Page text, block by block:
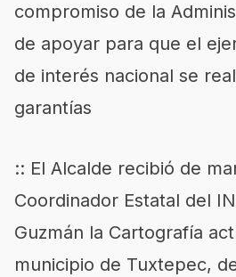
compromiso de la
de apoyar para que el
de interés nacional se
garantías
:: El Alcalde recibió de
Coordinador Estatal del
Guzmán la Cartografía
municipio de Tuxtepec,